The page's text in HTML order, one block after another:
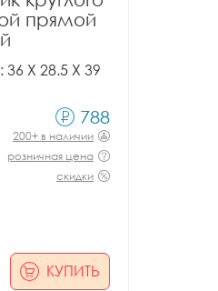
прямой
X 28.5 X 39
788
200+ в наличии
розничная цена
скидки
КУПИТЬ